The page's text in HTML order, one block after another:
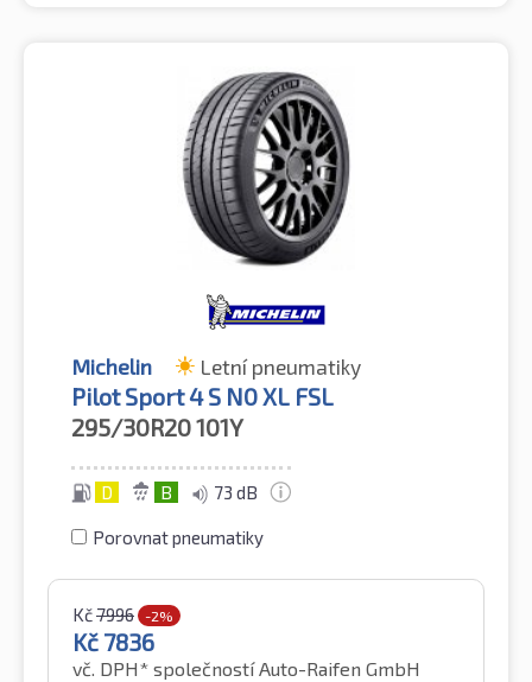
Michelin Letní pneumatiky
Pilot Sport 4 S N0 XL FSL
295/30R20101Y
D B 73 dB
Porovnat pneumatiky
Kč7996 -2%
Kč 7836
vč. DPH* společností Auto-Raifen GmbH